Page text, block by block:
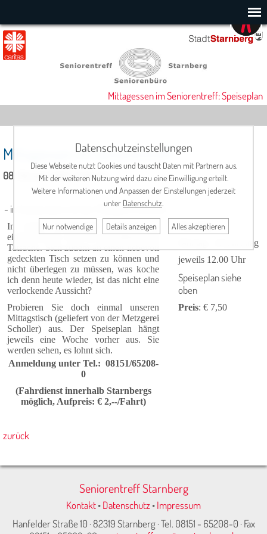
Mittagessen im Seniorentreff: Speiseplan•
Mittagessen im Seniorentreff
08. Oktober 2025, 12:00 Uhr
- in Kooperation mit der Metzgerei Scholler -
In netter Gesellschaft schmeckt es
einfach besser. Dies ist eine altbekannte
Tatsache. Sich zudem an einen liebevoll
gedeckten Tisch setzen zu können und
nicht überlegen zu müssen, was koche
ich denn heute wieder, ist das nicht eine
verlockende Aussicht?
Probieren Sie doch einmal unseren
Mittagstisch (geliefert von der Metzgerei
Scholler) aus. Der Speiseplan hängt
jeweils eine Woche vorher aus. Sie
werden sehen, es lohnt sich.
Anmeldung unter Tel.: 08151/65208-
0
(Fahrdienst innerhalb Starn­bergs
möglich, Aufpreis: € 2,--/Fahrt)
Termine:
Montag - Donnerstag
jeweils 12.00 Uhr
Speiseplan siehe
oben
Preis: € 7,50
zurück
Seniorentreff Starnberg
Kontakt•Datenschutz•Impressum
Hanfelder Straße 10 · 82319 Starnberg · Tel. 08151 - 65208-0 · Fax
Datenschutzeinstellungen
Diese Webseite nutzt Cookies und tauscht Daten mit Partnern aus.
Mit der weiteren Nutzung wird dazu eine Einwilligung erteilt.
Weitere Informationen und Anpassen der Einstellungen jederzeit
unter Datenschutz
Nur notwendige Details anzeigen Alles akzeptieren